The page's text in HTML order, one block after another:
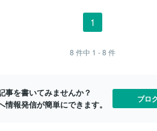
ースが出来る有名なイラ
ィックデザインの一部と
イラストの製作が主でし
中の一部として使用され
は、どうすれば
年の経験から学
れでは早速始め
とターゲットを
1
8 件中 1 - 8 件
事を書いてみませんか？
情報発信が簡単にできます。
ブロ